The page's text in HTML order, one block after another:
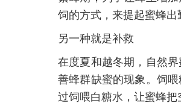
饲的方式，来提起蜜蜂
另一种就是补救
在度夏和越冬期，自然
善蜂群缺蜜的现象。饲
过饲喂白糖水，让蜜蜂